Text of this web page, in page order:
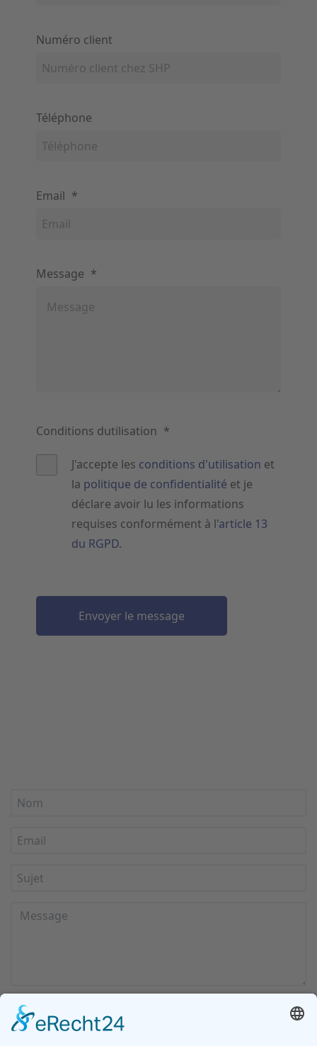
Numéro client
Téléphone
Email *
Message *
Conditions dutilisation *
J'accepte les conditions d'utilisation et
la politique de confidentialité et je
déclare avoir lu les informations
requises conformément à l'article 13
du RGPD.
Envoyer le message